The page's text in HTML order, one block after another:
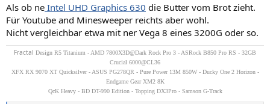
Als ob ne Intel UHD Graphics 630 die Butter vom Brot zieht.
Für Youtube and Minesweeper reichts aber wohl.
Nicht vergleichbar etwa mit ner Vega 8 eines 3200G oder so.
Fractal Design R5 Titanium - AMD 7800X3D@Dark Rock Pro 3 - ASRock B850 Pro RS - 32GB
Crucial 6000@CL36
XFX RX 9070 XT Quicksilver - ASUS PG278QR - Pure Power 13M 850W - Ducky One 2 Horizon -
Endgame Gear XM2 8K
QcK Heavy - BD DT-990 Edition - Topping DX3Pro - Samson G-Track